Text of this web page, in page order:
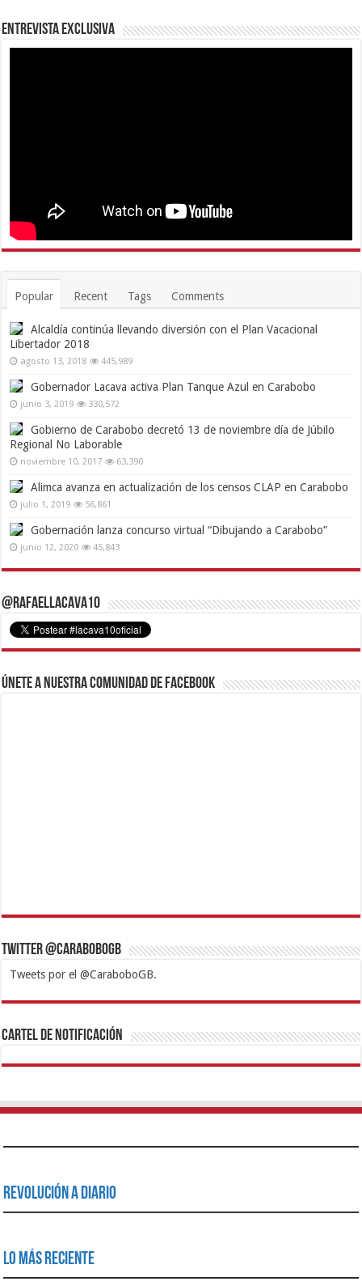
Entrevista Exclusiva
Popular Recent Tags Comments
Alcaldía continúa llevando diversión con el Plan Vacacional
Libertador 2018
agosto 13, 2018 445,989
Gobernador Lacava activa Plan Tanque Azul en Carabobo
junio 3, 2019 330,572
Gobierno de Carabobo decretó 13 de noviembre día de Júbilo
Regional No Laborable
noviembre 10, 2017 63,390
Alimca avanza en actualización de los censos CLAP en Carabobo
julio 1, 2019 56,861
Gobernación lanza concurso virtual “Dibujando a Carabobo”
junio 12, 2020 45,843
@RafaelLacava10
Únete a nuestra comunidad de Facebook
Twitter @CaraboboGB
Tweets por el @CaraboboGB.
1xbetBetturkeyBetistKralbetSupertotobetTipobetMatadorbetMariobet
https://mvbcasino.com/
Cartel de Notificación
Revolución a Diario
Lo Más Reciente